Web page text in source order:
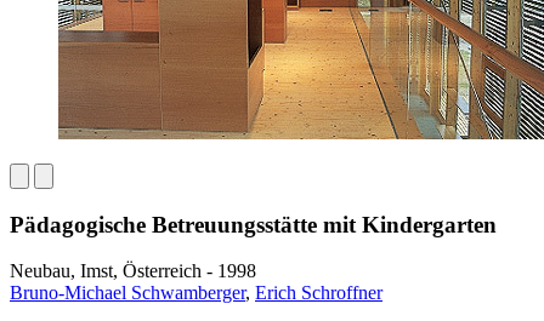
Pädagogische Betreuungsstätte mit Kindergarten
Neubau, Imst, Österreich - 1998
Bruno-Michael Schwamberger, Erich Schroffner